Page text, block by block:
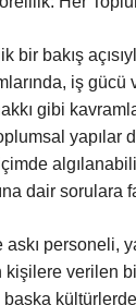
bir bakış
iş
gibi
yapılar
dair sorulara
askı personeli,
kişilere verilen
başka